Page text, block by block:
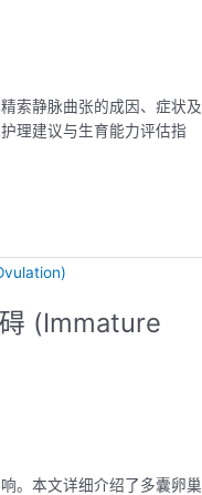
索静脉曲张的成因、症状及
理建议与生育能力评估指
(Immature
。本文详细介绍了多囊卵巢